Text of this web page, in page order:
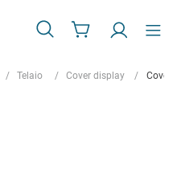
Telaio Cover display Cover